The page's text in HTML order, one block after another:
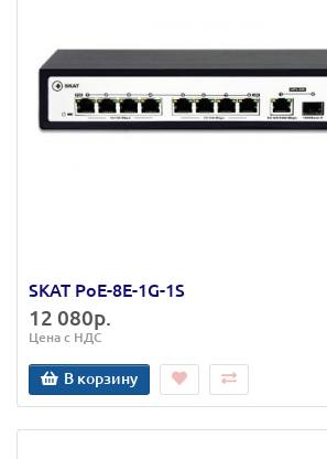
SKAT PoE-8E-1G-1S
12 080р.
Цена с НДС
В корзину